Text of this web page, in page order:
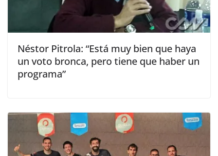
Néstor Pitrola: “Está muy bien que haya
un voto bronca, pero tiene que haber un
programa”